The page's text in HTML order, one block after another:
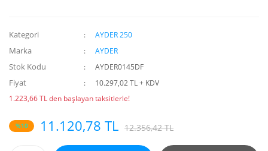
Kategori AYDER 250
Marka AYDER
Stok Kodu AYDER0145DF
Fiyat
10.297,02 TL + KDV
1.223,66 TL den başlayan taksitlerle!
%10 11.120,78 TL 12.356,42 TL